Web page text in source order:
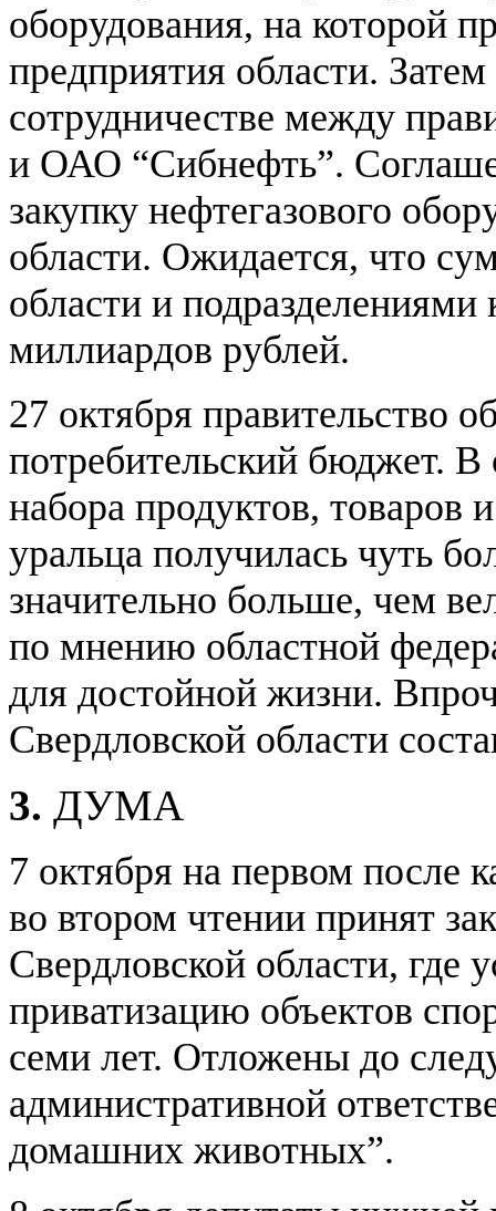
оборудования, на которой
предприятия области.
сотрудничестве между
и ОАО “Сибнефть”.
закупку нефтегазового
области. Ожидается, что
области и
миллиардов рублей.
27 октября правительство
потребительский бюджет. В
набора продуктов, товаров
уральца получилась чуть
значительно больше, чем
по мнению областной
для достойной жизни.
Свердловской области
3. ДУМА
7 октября на первом после
во втором чтении принят
Свердловской области, где
приватизацию объектов
семи лет. Отложены до
административной
домашних животных”.